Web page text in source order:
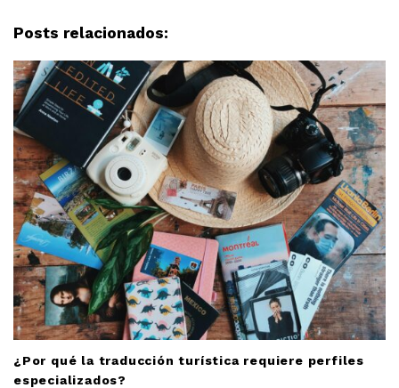
Posts relacionados:
¿Por qué la traducción turística requiere perfiles
especializados?